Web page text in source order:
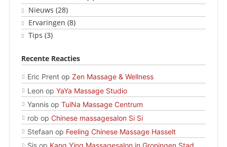
Nieuws (28)
Ervaringen (8)
Tips (3)
Recente Reacties
Eric Prent op Zen Massage & Wellness
Leon op YaYa Massage Studio
Yannis op TuiNa Massage Centrum
rob op Chinese massagesalon Si Si
Stefaan op Feeling Chinese Massage Hasselt